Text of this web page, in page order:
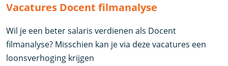
Vacatures Docent filmanalyse
Wil je een beter salaris verdienen als Docent
filmanalyse? Misschien kan je via deze vacatures een
loonsverhoging krijgen